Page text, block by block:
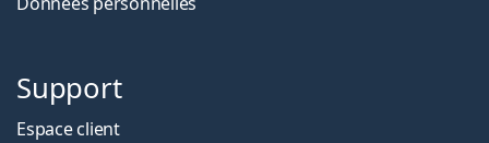
Support
Espace client